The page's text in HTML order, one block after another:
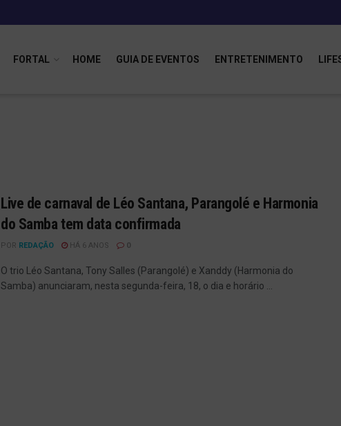
FORTAL HOME GUIA DE EVENTOS ENTRETENIMENTO
Live de carnaval de Léo Santana, Parangolé e Harmonia
do Samba tem data confirmada
POR REDAÇÃO HÁ 6 ANOS 0
O trio Léo Santana, Tony Salles (Parangolé) e Xanddy (Harmonia do
Samba) anunciaram, nesta segunda-feira, 18, o dia e horário ...